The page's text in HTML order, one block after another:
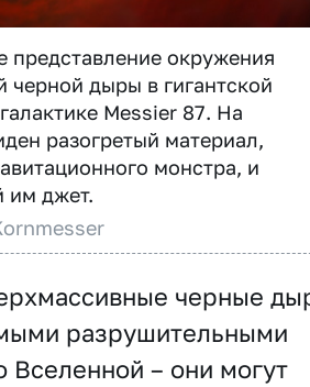
представление окружения
черной дыры в гигантской
Messier 87. На
разогретый материал,
монстра, и
им джет.
черные
разрушительными
Вселенной – они могут